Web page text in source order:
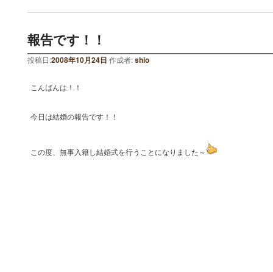
報告です！！
投稿日:2008年10月24日 作成者:shio
こんばんは！！
今日は結婚の報告です！！
この度、無事入籍し結婚式を行うことになりました～